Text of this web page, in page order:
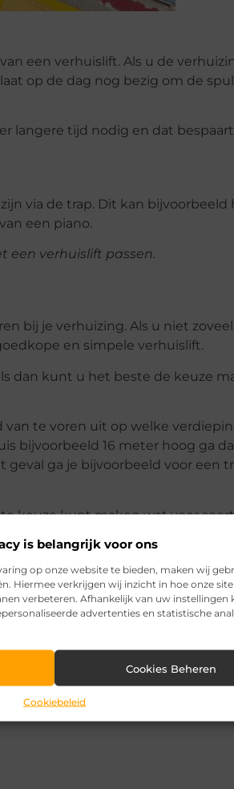
is belangrijk voor ons
op onze website te bieden, maken wij
Hiermee verkrijgen wij inzicht in hoe onze
verbeteren. Afhankelijk van uw instellingen
advertenties en statistische
Cookies Beheren
Cookiebeleid
een verhuislift. Als u de
op de dag nog bezig om de
langere tijd nodig en dat
via de trap. Dit kan bijvoorbeeld
een piano.
een verhuislift passen.
bij je verhuizing. Als u niet
en simpele verhuislift.
dan kunt u het beste de keuze
te voren uit op welke
bijvoorbeeld 16 meter hoog ga
ga je bijvoorbeeld voor een
keuze kunt maken wat voor soort
wat geld uit sparen.
het wanneer u gaat
kiezen voor een verhuislift voor
de weeks te gaan verhuizen.
In het weekend betaalt u
Verhuis dus altijd (als dat mogelijk